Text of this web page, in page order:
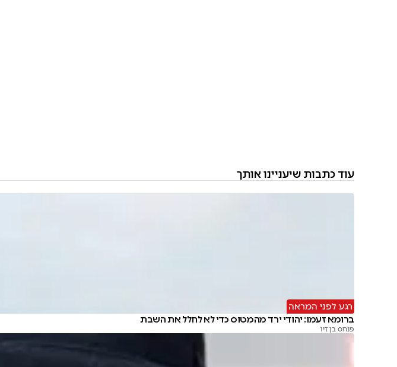
עוד כתבות שיעניינו אותך
רגע לפני המראה
ברומא זעמו: יהודי ירד מהמטוס כדי לא לחלל את השבת
פנחס בן זיו